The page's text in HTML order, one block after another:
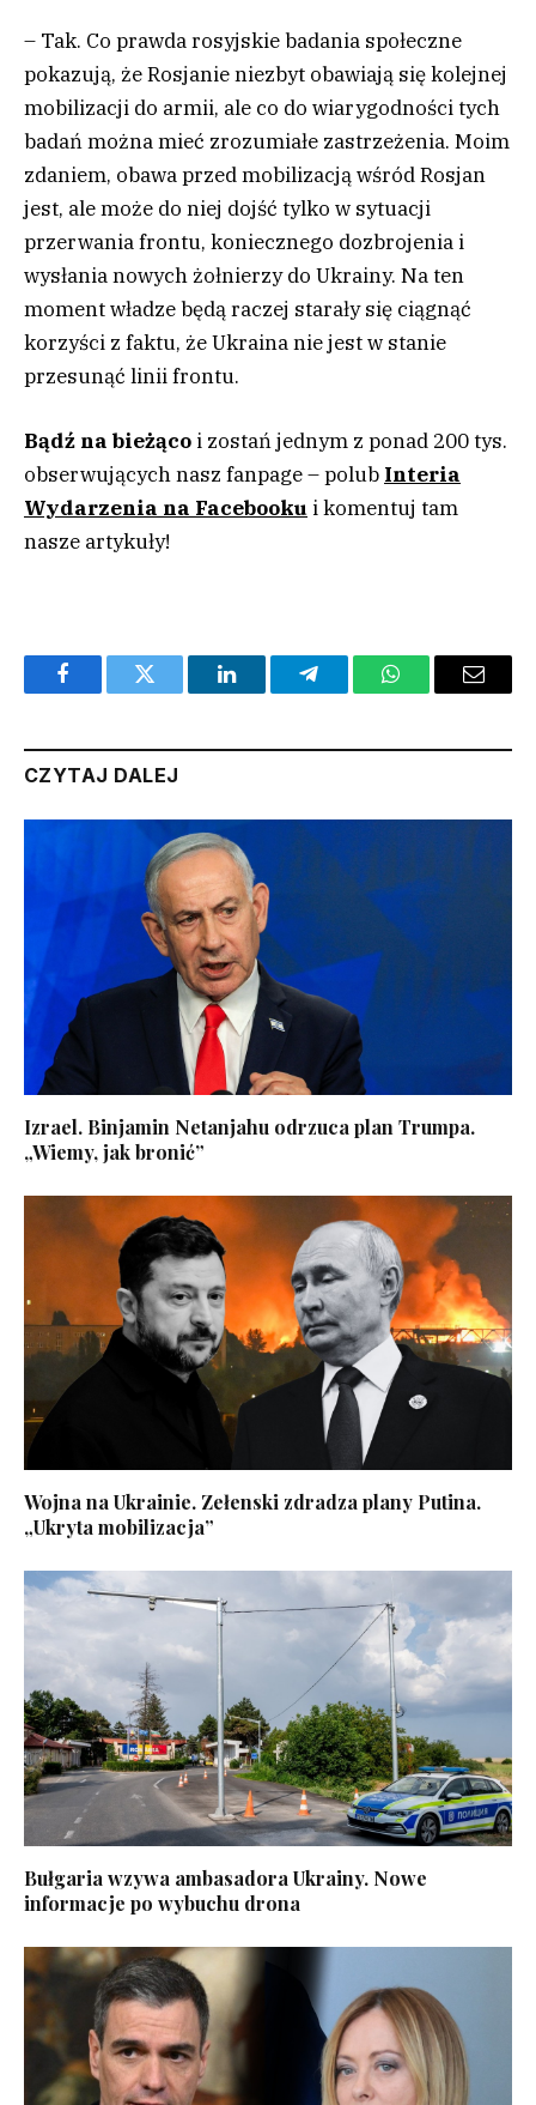
– Tak. Co prawda rosyjskie badania społeczne
pokazują, że Rosjanie niezbyt obawiają się kolejnej
mobilizacji do armii, ale co do wiarygodności tych
badań można mieć zrozumiałe zastrzeżenia. Moim
zdaniem, obawa przed mobilizacją wśród Rosjan
jest, ale może do niej dojść tylko w sytuacji
przerwania frontu, koniecznego dozbrojenia i
wysłania nowych żołnierzy do Ukrainy. Na ten
moment władze będą raczej starały się ciągnąć
korzyści z faktu, że Ukraina nie jest w stanie
przesunąć linii frontu.
Bądź na bieżąco i zostań jednym z ponad 200 tys.
obserwujących nasz fanpage – polub Interia
Wydarzenia na Facebooku i komentuj tam
nasze artykuły!
FacebookTwitter LinkedInTelegramWhatsAppEmail
CZYTAJ DALEJ
Izrael. Binjamin Netanjahu odrzuca plan Trumpa.
„Wiemy, jak bronić”
Wojna na Ukrainie. Zełenski zdradza plany Putina.
„Ukryta mobilizacja”
Bułgaria wzywa ambasadora Ukrainy. Nowe
informacje po wybuchu drona